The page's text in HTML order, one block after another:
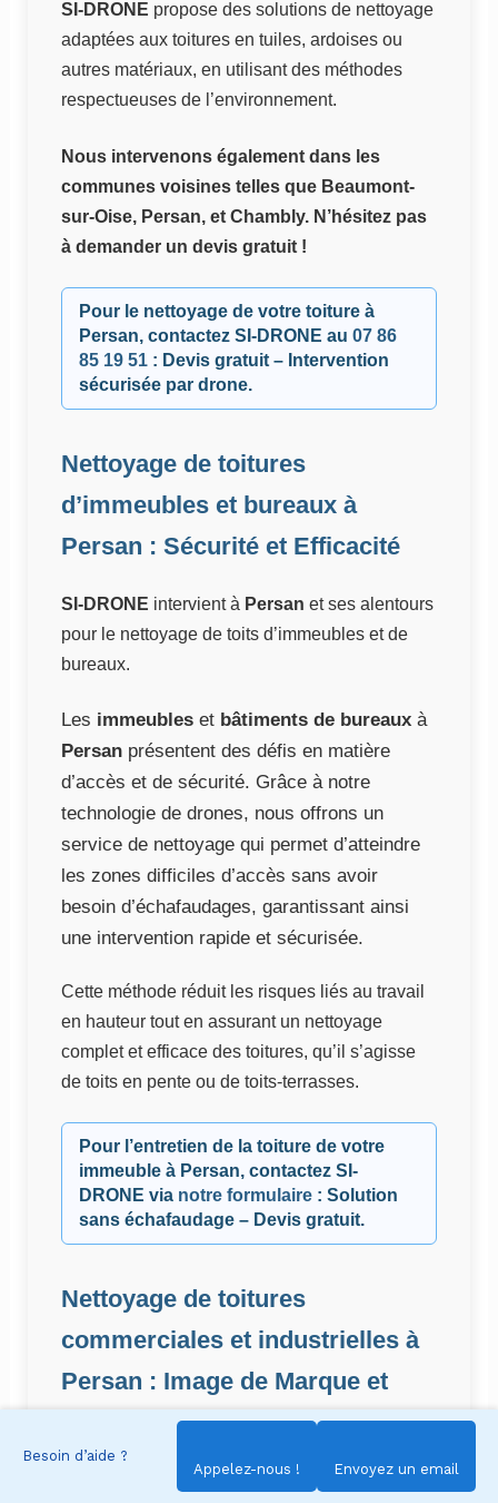
Besoin d’aide ?
Appelez-nous !
Envoyez un email
SI-DRONE propose des solutions de nettoyage
adaptées aux toitures en tuiles, ardoises ou
autres matériaux, en utilisant des méthodes
respectueuses de l’environnement.
Nous intervenons également dans les
communes voisines telles que Beaumont-
sur-Oise, Persan, et Chambly. N’hésitez pas
à demander un devis gratuit !
Pour le nettoyage de votre toiture à
Persan, contactez SI-DRONE au 07 86
85 19 51: Devis gratuit – Intervention
sécurisée par drone.
Nettoyage de toitures
d’immeubles et bureaux à
Persan : Sécurité et Efficacité
SI-DRONE intervient à Persan et ses alentours
pour le nettoyage de toits d’immeubles et de
bureaux.
Les immeubleset bâtiments de bureauxà
Persanprésentent des défis en matière
d’accès et de sécurité. Grâce à notre
technologie de drones, nous offrons un
service de nettoyage qui permet d’atteindre
les zones difficiles d’accès sans avoir
besoin d’échafaudages, garantissant ainsi
une intervention rapide et sécurisée.
Cette méthode réduit les risques liés au travail
en hauteur tout en assurant un nettoyage
complet et efficace des toitures, qu’il s’agisse
de toits en pente ou de toits-terrasses.
Pour l’entretien de la toiture de votre
immeuble à Persan, contactez SI-
DRONE via notre formulaire: Solution
sans échafaudage – Devis gratuit.
Nettoyage de toitures
commerciales et industrielles à
Persan : Image de Marque et
bâtiments commerciauxet